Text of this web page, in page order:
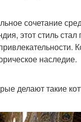
сочетание
этот стиль
наследие.
делают такие